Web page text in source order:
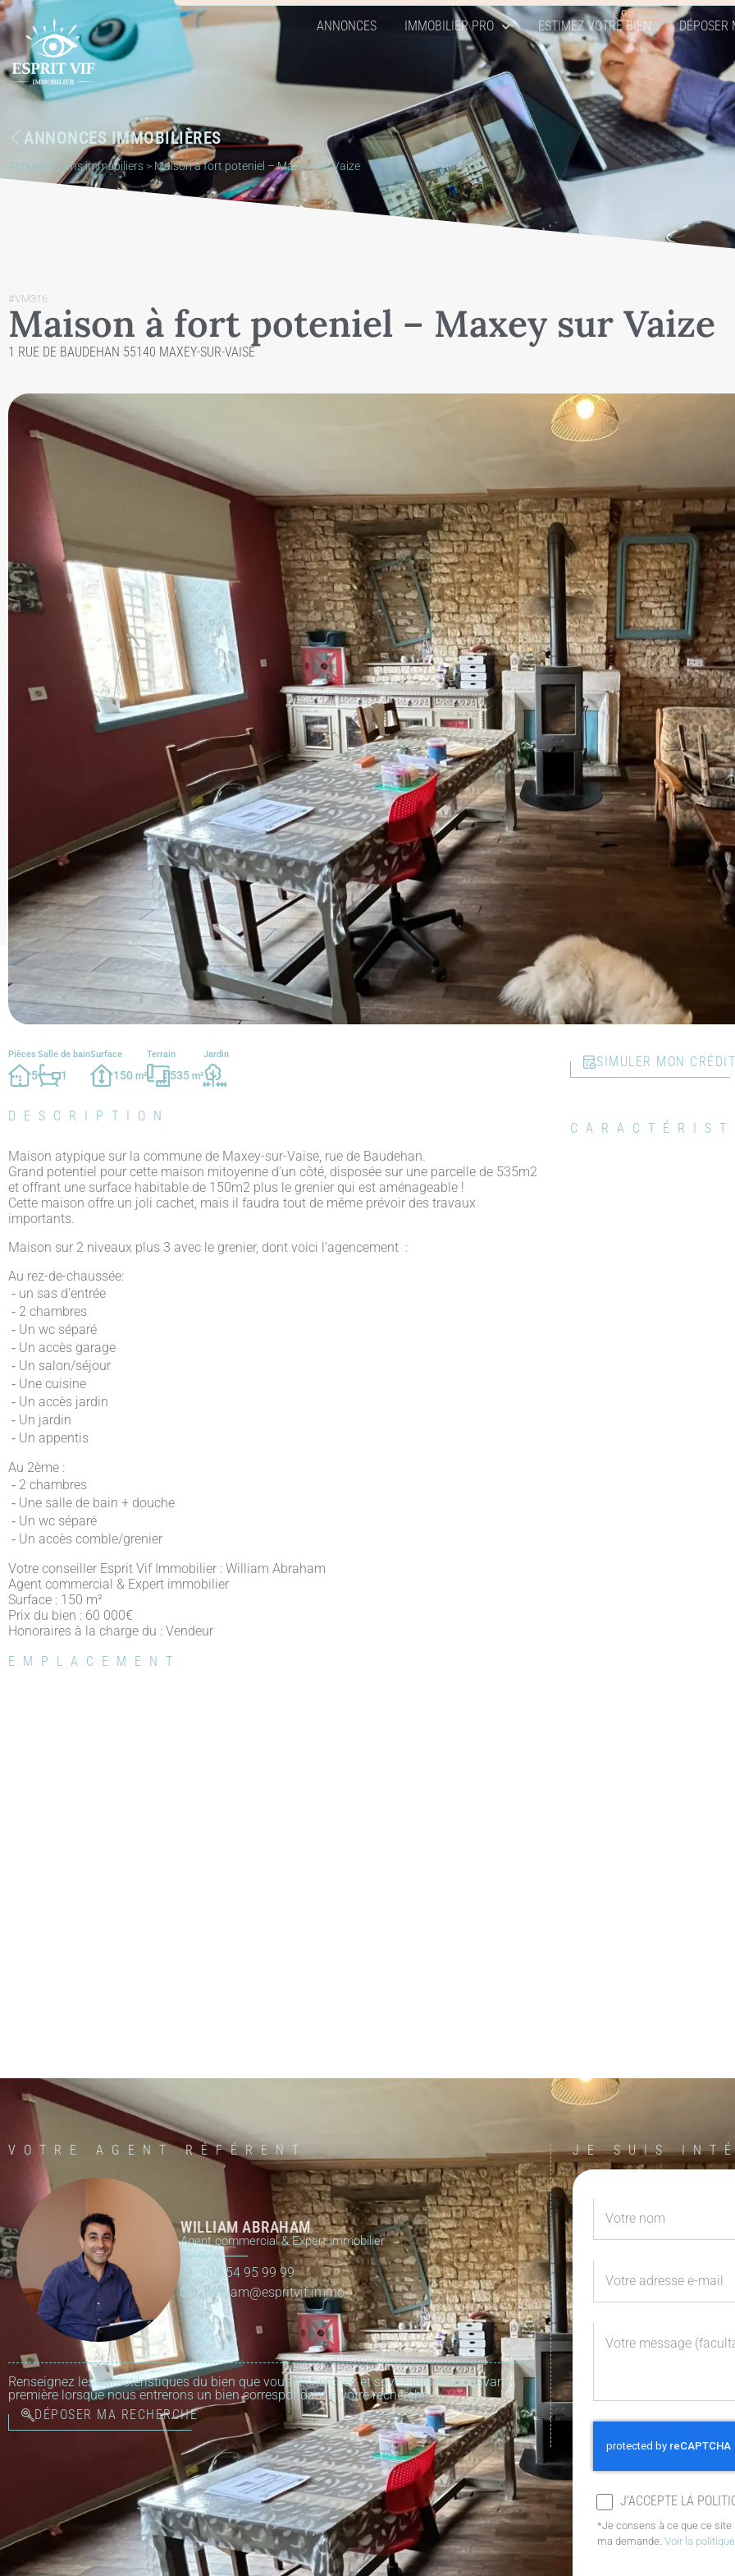
ANNONCES IMMOBILIER PRO ESTIMEZ VOTRE BIEN DÉPOSER
ANNONCES IMMOBILIÈRES
Accueil > Biens immobiliers> Maison à fort poteniel – Maxey sur Vaize
#VM316
Maison à fort poteniel – Maxey sur Vaize
1 RUE DE BAUDEHAN 55140 MAXEY-SUR-VAISE
Pièces
5
Salle de bain
1
Surface
150 m²
Terrain
535 m²
Jardin
SIMULER MON CRÉDIT
DESCRIPTION
Maison atypique sur la commune de Maxey-sur-Vaise, rue de Baudehan.
Grand potentiel pour cette maison mitoyenne d’un côté, disposée sur une parcelle de 535m2
et offrant une surface habitable de 150m2 plus le grenier qui est aménageable !
Cette maison offre un joli cachet, mais il faudra tout de même prévoir des travaux
importants.
Maison sur 2 niveaux plus 3 avec le grenier, dont voici l’agencement :
Au rez-de-chaussée:
⁃ un sas d’entrée
⁃ 2 chambres
⁃ Un wc séparé
⁃ Un accès garage
⁃ Un salon/séjour
⁃ Une cuisine
⁃ Un accès jardin
⁃ Un jardin
⁃ Un appentis
Au 2ème :
⁃ 2 chambres
⁃ Une salle de bain + douche
⁃ Un wc séparé
⁃ Un accès comble/grenier
Votre conseiller Esprit Vif Immobilier : William Abraham
Agent commercial & Expert immobilier
Surface : 150 m²
Prix du bien : 60 000€
Honoraires à la charge du : Vendeur
EMPLACEMENT
VOTRE AGENT RÉFÉRENT
WILLIAM ABRAHAM
Agent commercial & Expert immobilier
03 54 95 99 99
william@espritvif.immo
Renseignez les caractéristiques du bien que vous recherchez et soyez informé en avant-
première lorsque nous entrerons un bien correspondant à votre recherche :
DÉPOSER MA RECHERCHE
JE SUIS
J'ACCEPTE LA
*Je consens à ce que ce
ma demande.Voir la